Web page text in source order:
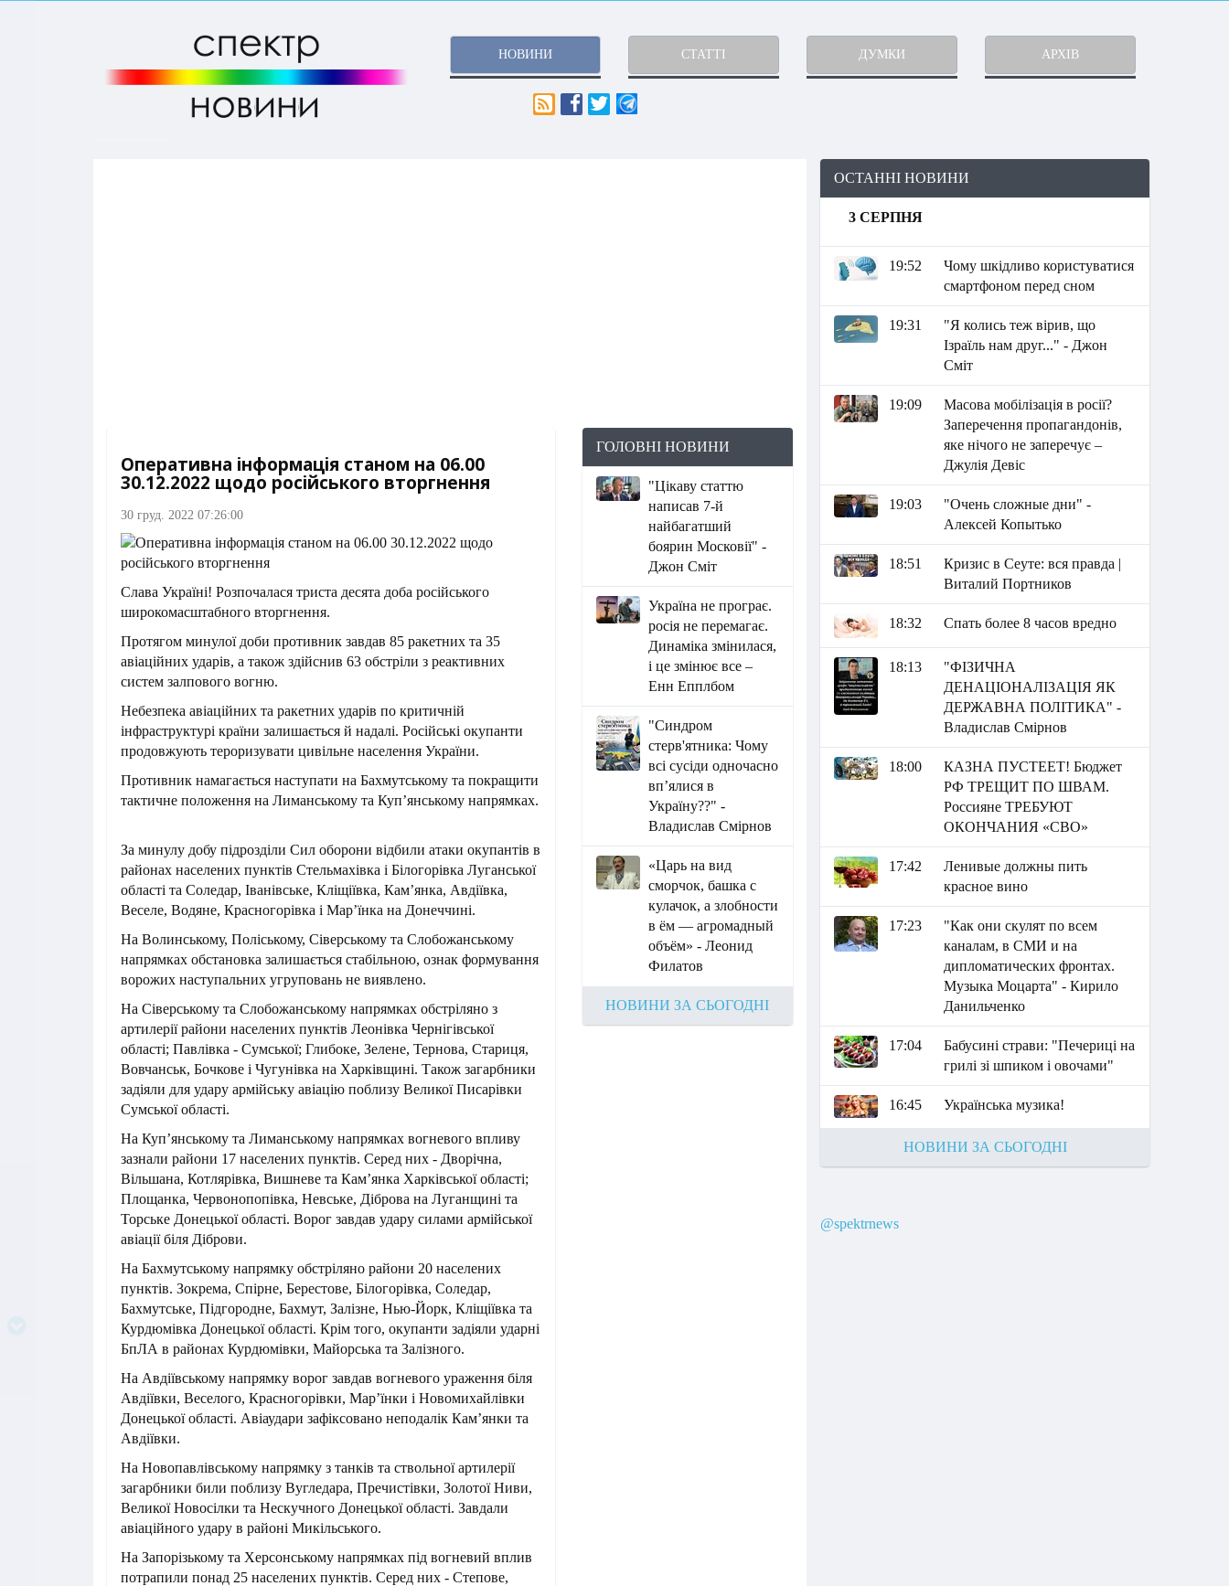
НОВИНИ СТАТТІ ДУМКИ АРХІВ
Оперативна інформація станом на 06.00
30.12.2022 щодо російського вторгнення
30 груд. 2022 07:26:00
Слава Україні! Розпочалася триста десята доба російського
широкомасштабного вторгнення.
Протягом минулої доби противник завдав 85 ракетних та 35
авіаційних ударів, а також здійснив 63 обстріли з реактивних
систем залпового вогню.
Небезпека авіаційних та ракетних ударів по критичній
інфраструктурі країни залишається й надалі. Російські окупанти
продовжують тероризувати цивільне населення України.
Противник намагається наступати на Бахмутському та покращити
тактичне положення на Лиманському та Куп’янському напрямках.
За минулу добу підрозділи Сил оборони відбили атаки окупантів в
районах населених пунктів Стельмахівка і Білогорівка Луганської
області та Соледар, Іванівське, Кліщіївка, Кам’янка, Авдіївка,
Веселе, Водяне, Красногорівка і Мар’їнка на Донеччині.
На Волинському, Поліському, Сіверському та Слобожанському
напрямках обстановка залишається стабільною, ознак формування
ворожих наступальних угруповань не виявлено.
На Сіверському та Слобожанському напрямках обстріляно з
артилерії райони населених пунктів Леонівка Чернігівської
області; Павлівка - Сумської; Глибоке, Зелене, Тернова, Стариця,
Вовчанськ, Бочкове і Чугунівка на Харківщині. Також загарбники
задіяли для удару армійську авіацію поблизу Великої Писарівки
Сумської області.
На Куп’янському та Лиманському напрямках вогневого впливу
зазнали райони 17 населених пунктів. Серед них - Дворічна,
Вільшана, Котлярівка, Вишневе та Кам’янка Харківської області;
Площанка, Червонопопівка, Невське, Діброва на Луганщині та
Торське Донецької області. Ворог завдав удару силами армійської
авіації біля Діброви.
На Бахмутському напрямку обстріляно райони 20 населених
пунктів. Зокрема, Спірне, Берестове, Білогорівка, Соледар,
Бахмутське, Підгородне, Бахмут, Залізне, Нью-Йорк, Кліщіївка та
Курдюмівка Донецької області. Крім того, окупанти задіяли ударні
БпЛА в районах Курдюмівки, Майорська та Залізного.
На Авдіївському напрямку ворог завдав вогневого ураження біля
Авдіївки, Веселого, Красногорівки, Марʼїнки і Новомихайлівки
Донецької області. Авіаудари зафіксовано неподалік Кам’янки та
Авдіївки.
На Новопавлівському напрямку з танків та ствольної артилерії
загарбники били поблизу Вугледара, Пречистівки, Золотої Ниви,
Великої Новосілки та Нескучного Донецької області. Завдали
авіаційного удару в районі Микільського.
На Запорізькому та Херсонському напрямках під вогневий вплив
потрапили понад 25 населених пунктів. Серед них - Степове,
ГОЛОВНІ НОВИНИ
"Цікаву статтю
написав 7-й
найбагатший
боярин Московії" -
Джон Сміт
Україна не програє.
росія не перемагає.
Динаміка змінилася,
і це змінює все –
Енн Епплбом
"Синдром
стерв'ятника: Чому
всі сусіди одночасно
вп’ялися в
Україну??" -
Владислав Смірнов
«Царь на вид
сморчок, башка с
кулачок, а злобности
в ём — агромадный
объём» - Леонид
Филатов
НОВИНИ ЗА СЬОГОДНІ
ОСТАННІ НОВИНИ
3 СЕРПНЯ
19:52
Чому шкідливо користуватися
смартфоном перед сном
19:31
"Я колись теж вірив, що
Ізраїль нам друг..." - Джон
Сміт
19:09
Масова мобілізація в росії?
Заперечення пропагандонів,
яке нічого не заперечує –
Джулія Девіс
19:03
"Очень сложные дни" -
Алексей Копытько
18:51
Кризис в Сеуте: вся правда |
Виталий Портников
18:32 Спать более 8 часов вредно
18:13
"ФІЗИЧНА
ДЕНАЦІОНАЛІЗАЦІЯ ЯК
ДЕРЖАВНА ПОЛІТИКА" -
Владислав Смірнов
18:00
КАЗНА ПУСТЕЕТ! Бюджет
РФ ТРЕЩИТ ПО ШВАМ.
Россияне ТРЕБУЮТ
ОКОНЧАНИЯ «СВО»
17:42
Ленивые должны пить
красное вино
17:23
"Как они скулят по всем
каналам, в СМИ и на
дипломатических фронтах.
Музыка Моцарта" - Кирило
Данильченко
17:04
Бабусині страви: "Печериці на
грилі зі шпиком і овочами"
16:45 Українська музика!
НОВИНИ ЗА СЬОГОДНІ
@spektrnews